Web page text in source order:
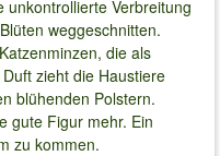
unkontrollierte Verbreitung
weggeschnitten.
die als
zieht die Haustiere
blühenden Polstern.
gute Figur mehr. Ein
zu kommen.